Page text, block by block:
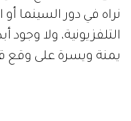
نراه في دور السينما
التلفزيونية، ولا وجود
يمنة ويسرة على وقع